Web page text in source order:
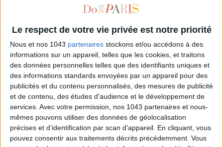
Le respect de votre vie privée est notre priorité
Nous et nos 1043 partenaires stockons et/ou accédons à des
informations sur un appareil, telles que les cookies, et traitons
des données personnelles telles que des identifiants uniques et
des informations standards envoyées par un appareil pour des
publicités et du contenu personnalisés, des mesures de publicité
et de contenu, des études d'audience et le développement de
services. Avec votre permission, nos 1043 partenaires et nous-
mêmes pouvons utiliser des données de géolocalisation
précises et d’identification par scan d'appareil. En cliquant, vous
pouvez consentir aux traitements décrits précédemment. Vous
THE BEST RESTAURANTS IN PARIS ARE PARTICIPATING IN THE REFUGEE FOOD
FESTIVAL